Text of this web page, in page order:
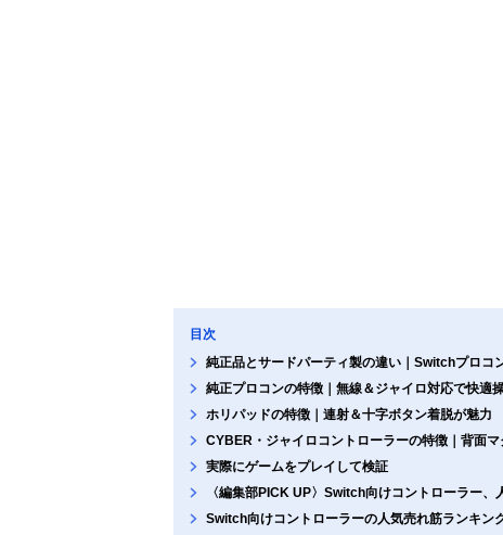
目次
純正品とサードパーティ製の違い｜Switchプロコ
純正プロコンの特徴｜無線＆ジャイロ対応で快適
ホリパッドの特徴｜連射＆十字ボタン着脱が魅力
CYBER・ジャイロコントローラーの特徴｜背面
実際にゲームをプレイして検証
〈編集部PICK UP〉Switch向けコントローラー、
Switch向けコントローラーの人気売れ筋ランキン